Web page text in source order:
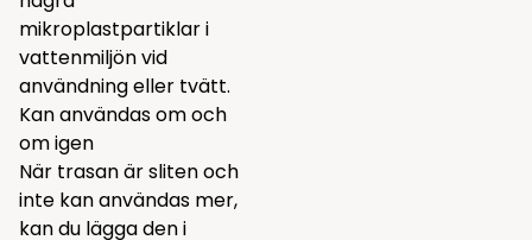
mikroplastpartiklar i
vattenmiljön vid
användning eller tvätt.
Kan användas om och
om igen
När trasan är sliten och
inte kan användas mer,
kan du lägga den i